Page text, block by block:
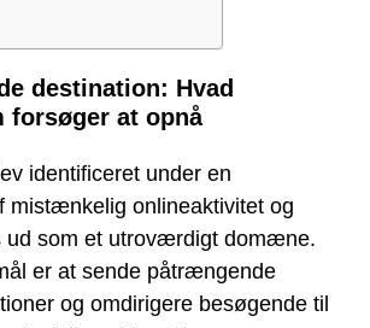
destination: Hvad
forsøger at opnå
identificeret under en
mistænkelig onlineaktivitet og
ud som et utroværdigt domæne.
er at sende påtrængende
og omdirigere besøgende til